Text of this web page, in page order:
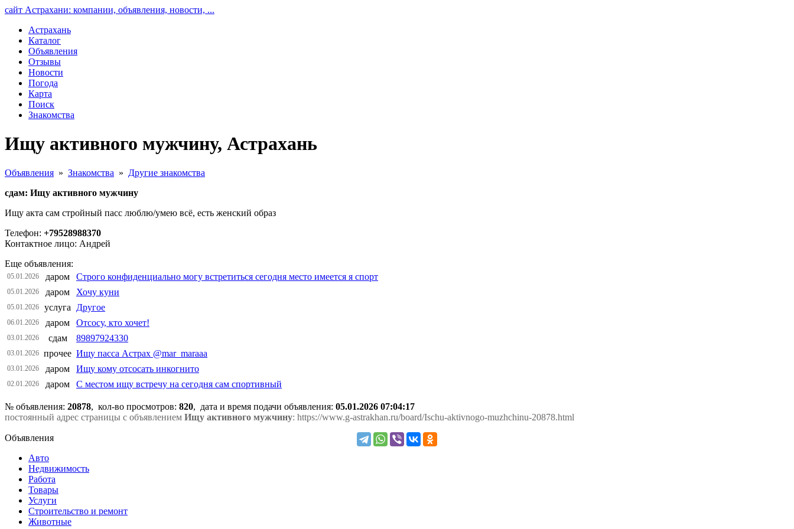
сайт Астрахани: компании, объявления, новости, ...
Астрахань
Каталог
Объявления
Отзывы
Новости
Погода
Карта
Поиск
Знакомства
Ищу активного мужчину, Астрахань
Объявления » Знакомства » Другие знакомства
сдам: Ищу активного мужчину
Ищу акта сам стройный пасс люблю/умею всё, есть женский образ
Телефон: +79528988370
Контактное лицо: Андрей
Еще объявления:
05.01.2026 даром Строго конфиденциально могу встретиться сегодня место имеется я спорт
05.01.2026 даром Хочу куни
05.01.2026 услуга Другое
06.01.2026 даром Отсосу, кто хочет!
03.01.2026 сдам 89897924330
03.01.2026 прочее Ищу пасса Астрах @mar_maraaa
03.01.2026 даром Ищу кому отсосать инкогнито
02.01.2026 даром С местом ищу встречу на сегодня сам спортивный
№ объявления: 20878, кол-во просмотров: 820, дата и время подачи объявления: 05.01.2026 07:04:17
постоянный адрес страницы с объявлением Ищу активного мужчину: https://www.g-astrakhan.ru/board/Ischu-aktivnogo-muzhchinu-20878.html
Объявления
Авто
Недвижимость
Работа
Товары
Услуги
Строительство и ремонт
Животные